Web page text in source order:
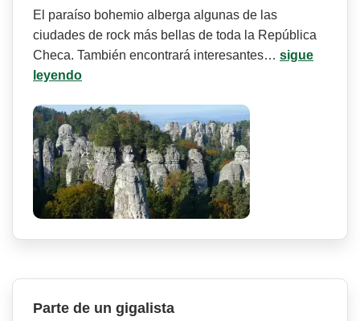
El paraíso bohemio alberga algunas de las
ciudades de rock más bellas de toda la República
Checa. También encontrará interesantes… sigue
leyendo
Parte de un gigalista